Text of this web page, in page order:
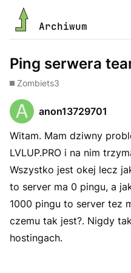
Archiwum
Ping serwera
Zombiets3
anon13729701
Witam. Mam dziwny
LVLUP.PRO i na nim
Wszystko jest okej lecz
to server ma 0 pingu, a
1000 pingu to server tez
czemu tak jest?. Nigdy
hostingach.